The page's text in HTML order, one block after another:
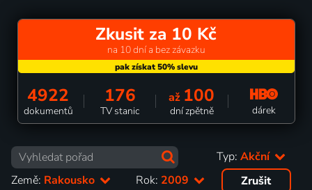
Zkusit za 10 Kč
na 10 dní a bez závazku
4922
dokumentů
176
TV stanic
až 100
dní zpětně dárek
Typ: Akční
Země: Rakousko Rok: 2009 Zrušit